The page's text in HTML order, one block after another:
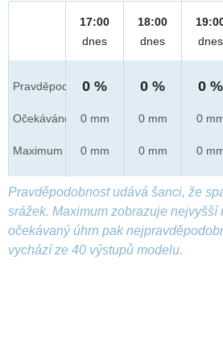
Pravděpod.
Očekáváno
Maximum
17:00
dnes
0 %
0 mm
0 mm
18:00
dnes
0 %
0 mm
0 mm
dnes
0 %
0
0
Pravděpodobnost udává šanci, že
srážek. Maximum zobrazuje nejvyšší
očekávaný úhrn pak
vychází ze 40 výstupů modelu.